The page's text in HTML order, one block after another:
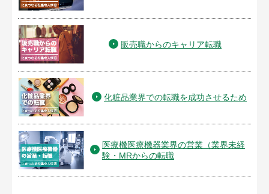
販売職からのキャリア転職
化粧品業界での転職を成功させるため
医療機医療機器業界の営業（業界未経
験・MRからの転職